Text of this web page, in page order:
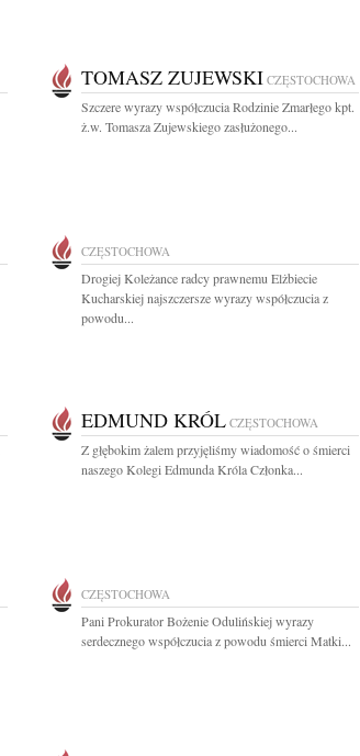
TOMASZ ZUJEWSKI CZĘSTOCHOWA
Szczere wyrazy współczucia Rodzinie Zmarłego kpt.
ż.w. Tomasza Zujewskiego zasłużonego...
CZĘSTOCHOWA
Drogiej Koleżance radcy prawnemu Elżbiecie
Kucharskiej najszczersze wyrazy współczucia z
powodu...
EDMUND KRÓL CZĘSTOCHOWA
Z głębokim żalem przyjęliśmy wiadomość o śmierci
naszego Kolegi Edmunda Króla Członka...
CZĘSTOCHOWA
Pani Prokurator Bożenie Odulińskiej wyrazy
serdecznego współczucia z powodu śmierci Matki...